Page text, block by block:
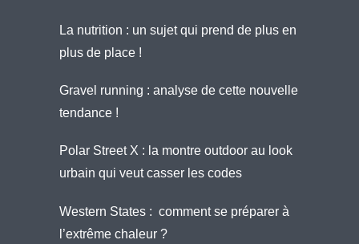
La nutrition : un sujet qui prend de plus en
plus de place !
Gravel running : analyse de cette nouvelle
tendance !
Polar Street X : la montre outdoor au look
urbain qui veut casser les codes
Western States : comment se préparer à
l’extrême chaleur ?